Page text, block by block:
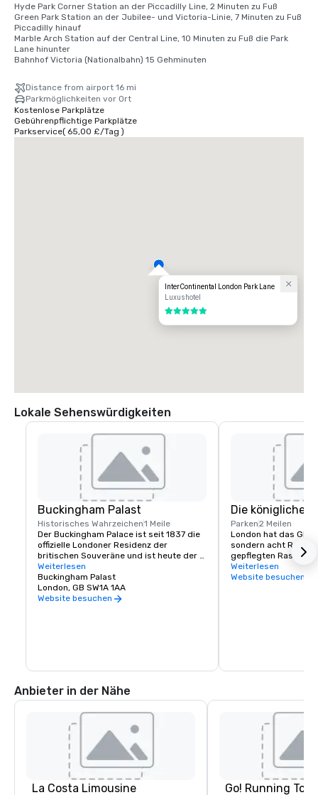
Hyde Park Corner Station an der Piccadilly Line, 2 Minuten zu Fuß
Green Park Station an der Jubilee- und Victoria-Linie, 7 Minuten zu Fuß
Piccadilly hinauf
Marble Arch Station auf der Central Line, 10 Minuten zu Fuß die Park
Lane hinunter
Bahnhof Victoria (Nationalbahn) 15 Gehminuten
Distance from airport 16 mi
Parkmöglichkeiten vor Ort
Kostenlose Parkplätze
Gebührenpflichtige Parkplätze
Parkservice( 65,00 £/Tag )
InterContinental London Park Lane
Luxushotel
5 von 5
Lokale Sehenswürdigkeiten
Buckingham Palast
Historisches Wahrzeichen1 Meile
Der Buckingham Palace ist seit 1837 die
offizielle Londoner Residenz der
britischen Souveräne und ist heute der
Verwaltungssitz des Monarchen.
Obwohl sie für die vielen offiziellen
Veranstaltungen und Empfänge von The
Weiterlesen
Buckingham Palast
London, GB SW1A 1AA
Website besuchen
Die königlichen
Parken2 Meilen
London hat das
sondern acht Royal
gepflegten
Informieren Sie sich
Weiterlesen
Website besuchen
Anbieter in der Nähe
La Costa Limousine Go! Running